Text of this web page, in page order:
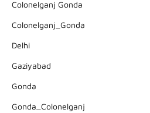
Colonelganj Gonda
Colonelganj_Gonda
Delhi
Gaziyabad
Gonda
Gonda_Colonelganj